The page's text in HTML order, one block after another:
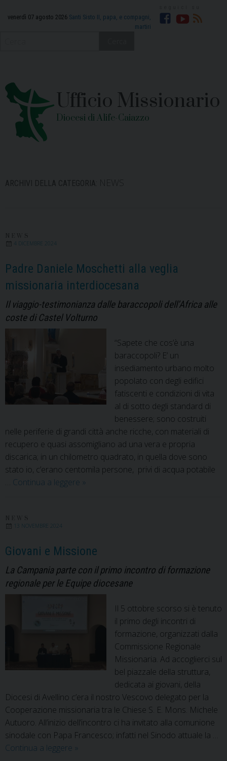
venerdì 07 agosto 2026 Santi Sisto II, papa, e compagni,
martiri
Ufficio Missionario
Diocesi di Alife-Caiazzo
4 DICEMBRE 2024
Padre Daniele Moschetti alla veglia
missionaria interdiocesana
Il viaggio-testimonianza dalle baraccopoli dell’Africa alle
coste di Castel Volturno
“Sapete che cos’è una
baraccopoli? E’ un
insediamento urbano molto
popolato con degli edifici
fatiscenti e condizioni di vita
al di sotto degli standard di
benessere; sono costruiti
nelle periferie di grandi città anche ricche, con materiali di
recupero e quasi assomigliano ad una vera e propria
discarica; in un chilometro quadrato, in quella dove sono
stato io, c’erano centomila persone, privi di acqua potabile
… Continua a leggere Padre
interdiocesana
»
13 NOVEMBRE 2024
Giovani e Missione
La Campania parte con il primo incontro di formazione
regionale per le Equipe diocesane
Il 5 ottobre scorso si è tenuto
il primo degli incontri di
formazione, organizzati dalla
Commissione Regionale
Missionaria. Ad accoglierci sul
bel piazzale della struttura,
dedicata ai giovani, della
Diocesi di Avellino c’era il nostro Vescovo delegato per la
Cooperazione missionaria tra le Chiese S. E. Mons. Michele
Autuoro. All’inizio dell’incontro ci ha invitato alla comunione
sinodale con Papa Francesco; infatti nel Sinodo attuale la …
Continua a leggere Giovani
»